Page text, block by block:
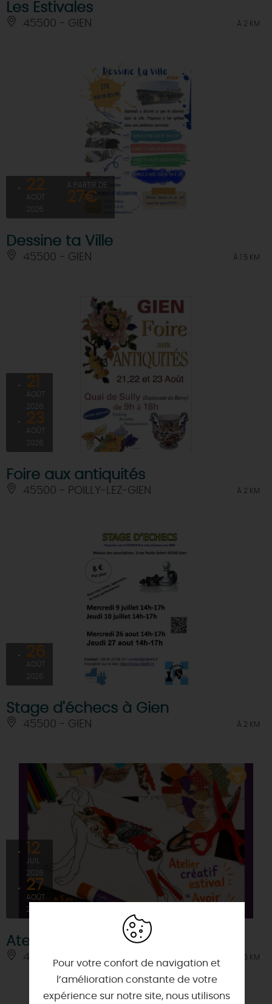
Les Estivales
45500 - GIEN À 2 KM
22
AOÛT
2026
À PARTIR DE
27€
Dessine ta Ville
45500 - GIEN À 1.5 KM
21
AOÛT
2026
23
AOÛT
2026
Foire aux antiquités
45500 - POILLY-LEZ-GIEN À 2 KM
26
AOÛT
2026
Stage d'échecs à Gien
45500 - GIEN À 2 KM
12
JUIL
2026
27
AOÛT
2026
Atelier créatif : Avoir du chien
45500 - GIEN À 1.5 KM
Pour votre confort de navigation et
l’amélioration constante de votre
expérience sur notre site, nous utilisons